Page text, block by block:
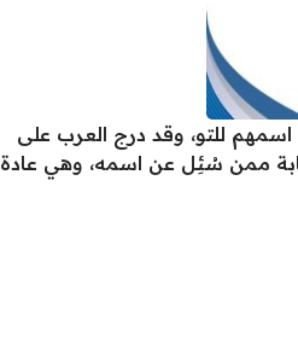
للتو، وقد درج العرب على
ممن سُئِل عن اسمه، وهي عادة